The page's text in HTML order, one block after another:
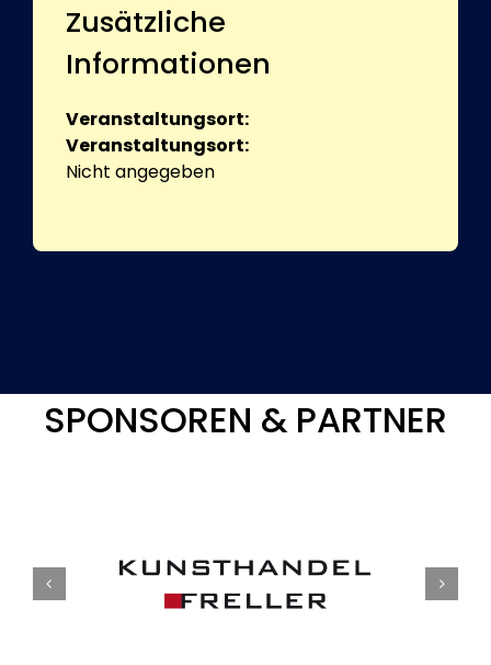
Zusätzliche
Informationen
Veranstaltungsort:
Veranstaltungsort:
Nicht angegeben
SPONSOREN & PARTNER